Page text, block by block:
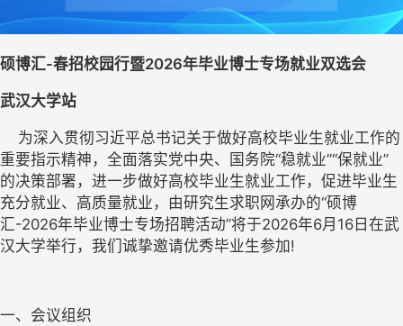
硕博汇-春招校园行暨2026年毕业博士专场就业双选会
武汉大学站
为深入贯彻习近平总书记关于做好高校毕业生就业工作的
重要指示精神，全面落实党中央、国务院“稳就业”“保就业”
的决策部署，进一步做好高校毕业生就业工作，促进毕业生
充分就业、高质量就业，由研究生求职网承办的“硕博
汇-2026年毕业博士专场招聘活动”将于2026年6月16日在武
汉大学举行，我们诚挚邀请优秀毕业生参加!
一、会议组织